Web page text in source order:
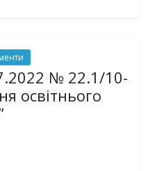
№ 22.1/10-
освітнього